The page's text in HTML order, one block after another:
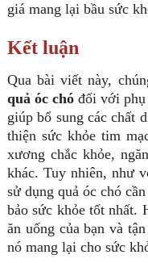
giá mang lại bầu sức
Kết luận
Qua bài viết này,
quả óc chóđối với phụ
giúp bổ sung các chất
thiện sức khỏe tim
xương chắc khỏe,
khác. Tuy nhiên, như
sử dụng quả óc chó
bảo sức khỏe tốt nhất.
ăn uống của bạn và
nó mang lại cho sức